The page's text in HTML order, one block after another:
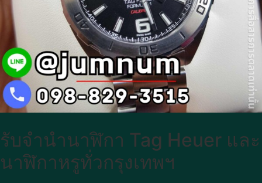
รับจำนำนาฬิกา Tag Heuer และ
นาฬิกาหรูทั่วกรุงเทพฯ